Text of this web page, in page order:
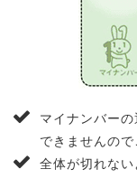
マイナンバー
できませんので
全体が切れない